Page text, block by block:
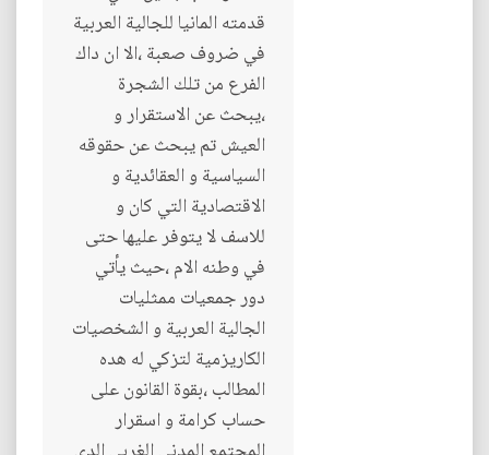
قدمته المانيا للجالية العربية
في ضروف صعبة ،الا ان داك
الفرع من تلك الشجرة
،يبحث عن الاستقرار و
العيش تم يبحث عن حقوقه
السياسية و العقائدية و
الاقتصادية التي كان و
للاسف لا يتوفر عليها حتى
في وطنه الام ،حيث يأتي
دور جمعيات ممثليات
الجالية العربية و الشخصيات
الكاريزمية لتزكي له هده
المطالب ،بقوة القانون على
حساب كرامة و اسقرار